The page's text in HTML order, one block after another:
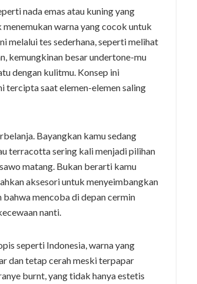
nada emas atau kuning yang
warna yang cocok untuk
melalui tes sederhana, seperti melihat
kemungkinan besar undertone-mu
dengan kulitmu. Konsep ini
tercipta saat elemen-elemen saling
Bayangkan kamu sedang
terracotta sering kali menjadi pilihan
matang. Bukan berarti kamu
aksesori untuk menyeimbangkan
mencoba di depan cermin
nanti.
seperti Indonesia, warna yang
dan tetap cerah meski terpapar
burnt, yang tidak hanya estetis